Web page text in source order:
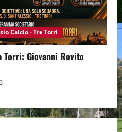
Calcio - Tre Torri
Torri: Giovanni Rovito